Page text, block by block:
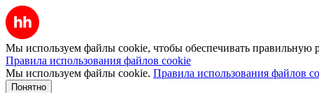
Мы используем файлы cookie, чтобы обеспечивать правильную
Правила использования файлов cookie
Мы используем файлы cookie. Правила использования файлов
Понятно